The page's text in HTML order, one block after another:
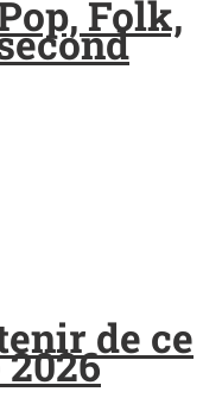
Folk,
de ce